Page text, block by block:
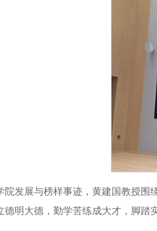
院发展与榜样事迹，黄建国教授围
德明大德，勤学苦练成大才，脚